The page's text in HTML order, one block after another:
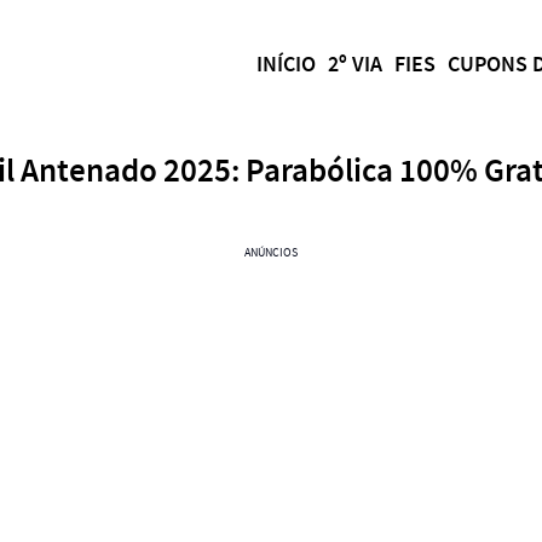
INÍCIO 2º VIA FIES CUPONS
Antenado 2025: Parabólica 100%
ANÚNCIOS